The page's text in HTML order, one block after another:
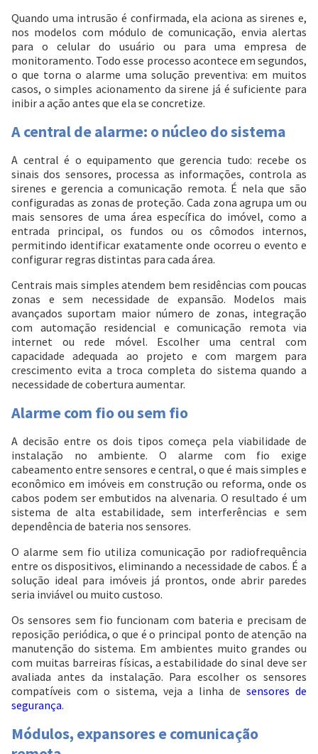
Quando uma intrusão é confirmada, ela aciona as sirenes e,
nos modelos com módulo de comunicação, envia alertas
para o celular do usuário ou para uma empresa de
monitoramento. Todo esse processo acontece em segundos,
o que torna o alarme uma solução preventiva: em muitos
casos, o simples acionamento da sirene já é suficiente para
inibir a ação antes que ela se concretize.
A central de alarme: o núcleo do sistema
A central é o equipamento que gerencia tudo: recebe os
sinais dos sensores, processa as informações, controla as
sirenes e gerencia a comunicação remota. É nela que são
configuradas as zonas de proteção. Cada zona agrupa um ou
mais sensores de uma área específica do imóvel, como a
entrada principal, os fundos ou os cômodos internos,
permitindo identificar exatamente onde ocorreu o evento e
configurar regras distintas para cada área.
Centrais mais simples atendem bem residências com poucas
zonas e sem necessidade de expansão. Modelos mais
avançados suportam maior número de zonas, integração
com automação residencial e comunicação remota via
internet ou rede móvel. Escolher uma central com
capacidade adequada ao projeto e com margem para
crescimento evita a troca completa do sistema quando a
necessidade de cobertura aumentar.
Alarme com fio ou sem fio
A decisão entre os dois tipos começa pela viabilidade de
instalação no ambiente. O alarme com fio exige
cabeamento entre sensores e central, o que é mais simples e
econômico em imóveis em construção ou reforma, onde os
cabos podem ser embutidos na alvenaria. O resultado é um
sistema de alta estabilidade, sem interferências e sem
dependência de bateria nos sensores.
O alarme sem fio utiliza comunicação por radiofrequência
entre os dispositivos, eliminando a necessidade de cabos. É a
solução ideal para imóveis já prontos, onde abrir paredes
seria inviável ou muito custoso.
Os sensores sem fio funcionam com bateria e precisam de
reposição periódica, o que é o principal ponto de atenção na
manutenção do sistema. Em ambientes muito grandes ou
com muitas barreiras físicas, a estabilidade do sinal deve ser
avaliada antes da instalação. Para escolher os sensores
compatíveis com o sistema, veja a linha desensores de
segurança.
Módulos, expansores e comunicação